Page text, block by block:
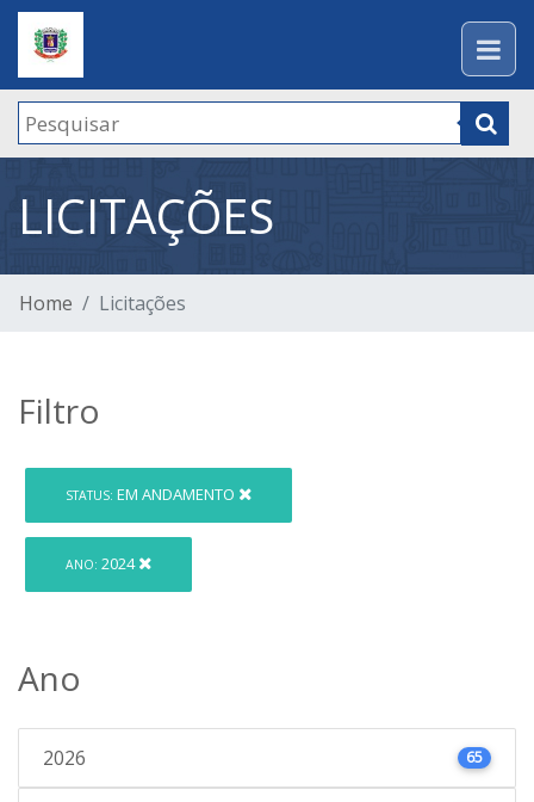
LICITAÇÕES
Home Licitações
Filtro
STATUS: EM ANDAMENTO
ANO: 2024
Ano
2026 65